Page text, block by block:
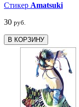
Стикер Amatsuki
30 руб.
В КОРЗИНУ